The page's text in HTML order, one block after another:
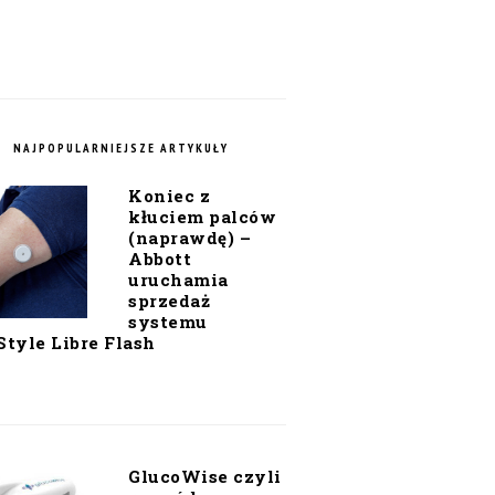
NAJPOPULARNIEJSZE ARTYKUŁY
Koniec z
kłuciem palców
(naprawdę) –
Abbott
uruchamia
sprzedaż
systemu
Libre Flash
GlucoWise czyli